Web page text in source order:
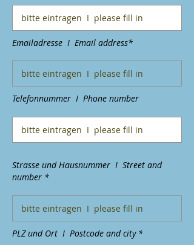
Emailadresse I Email address*
Telefonnummer I Phone number
Strasse und Hausnummer I Street and
number *
PLZ und Ort I Postcode and city *